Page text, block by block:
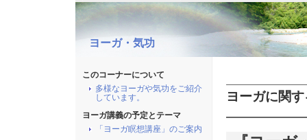
ヨーガ・気功
ヨーガに関
このコーナーについて
多様なヨーガや気功をご紹介
しています。
ヨーガ講義の予定とテーマ
「ヨーガ瞑想講座」のご案内